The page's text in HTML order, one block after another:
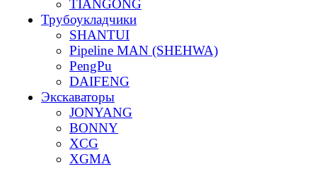
TIANGONG
Трубоукладчики
SHANTUI
Pipeline MAN (SHEHWA)
PengPu
DAIFENG
Экскаваторы
JONYANG
BONNY
XCG
XGMA